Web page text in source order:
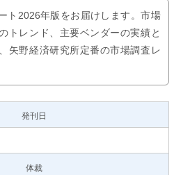
ト2026年版をお届けします。市場
トレンド、主要ベンダーの実績と
矢野経済研究所定番の市場調査レ
発刊日
体裁